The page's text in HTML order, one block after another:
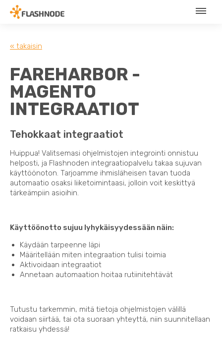
« takaisin
FAREHARBOR -
MAGENTO
INTEGRAATIOT
Tehokkaat integraatiot
Huippua! Valitsemasi ohjelmistojen integrointi onnistuu
helposti, ja Flashnoden integraatiopalvelu takaa sujuvan
käyttöönoton. Tarjoamme ihmisläheisen tavan tuoda
automaatio osaksi liiketoimintaasi, jolloin voit keskittyä
tärkeämpiin asioihin.
Käyttöönotto sujuu lyhykäisyydessään näin:
Käydään tarpeenne läpi
Määritellään miten integraation tulisi toimia
Aktivoidaan integraatiot
Annetaan automaation hoitaa rutiinitehtävät
Tutustu tarkemmin, mitä tietoja ohjelmistojen välillä
voidaan siirtää, tai ota suoraan yhteyttä, niin suunnitellaan
ratkaisu yhdessä!